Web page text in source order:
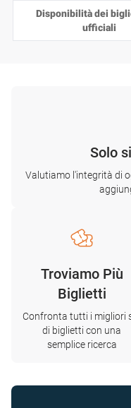
Disponibilità dei
ufficiali
Solo
Valutiamo l'integrità di
Troviamo Più
Biglietti
Confronta tutti i migliori
di biglietti con una
semplice ricerca